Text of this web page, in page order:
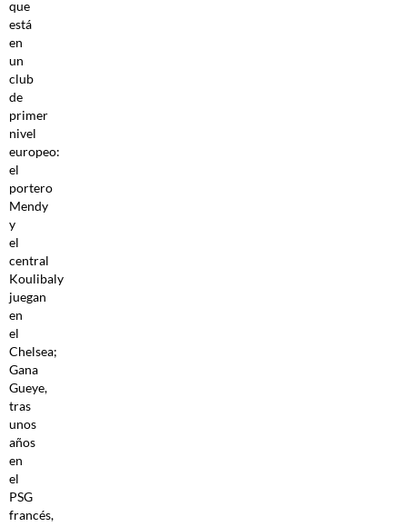
que
está
en
un
club
de
primer
nivel
europeo:
el
portero
Mendy
y
el
central
Koulibaly
juegan
en
el
Chelsea;
Gana
Gueye,
tras
unos
años
en
el
PSG
francés,